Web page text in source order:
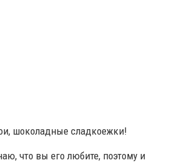
шоколадные сладкоежки!
что вы его любите, поэтому и